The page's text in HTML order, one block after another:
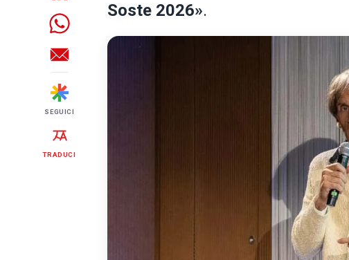
SEGUICI
TRADUCI
Soste 2026».